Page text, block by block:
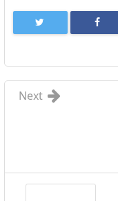
Next